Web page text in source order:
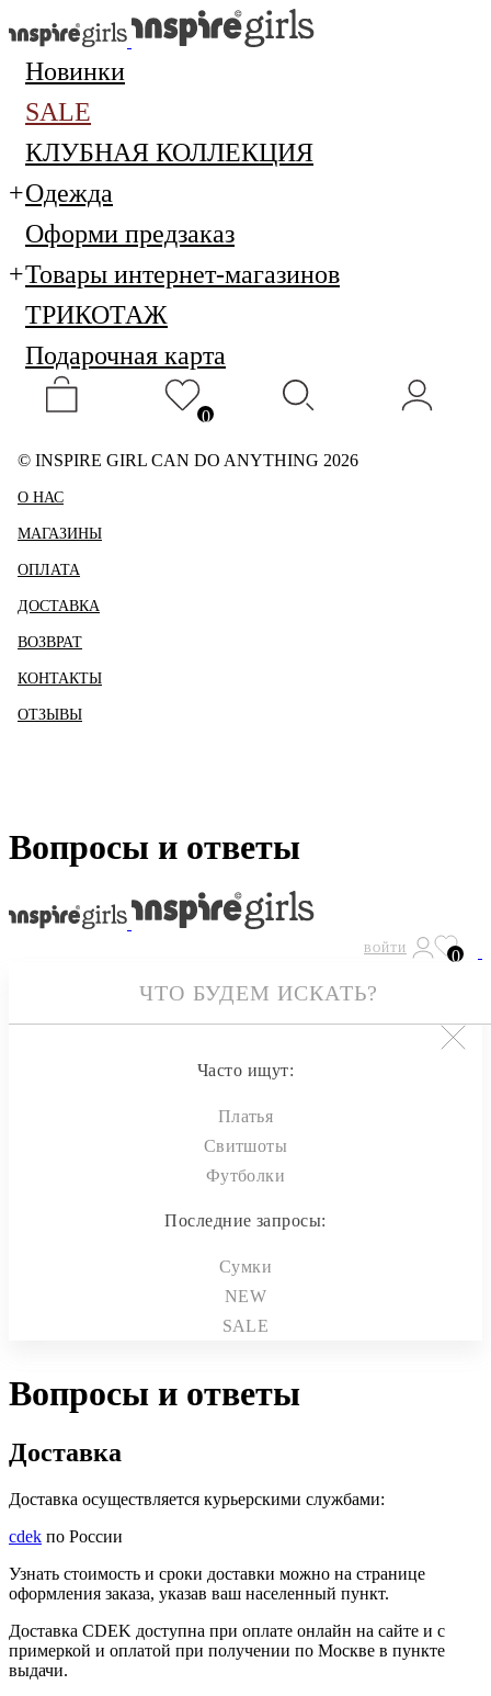
Новинки
SALE
КЛУБНАЯ КОЛЛЕКЦИЯ
Одежда
Оформи предзаказ
Товары интернет-магазинов
ТРИКОТАЖ
Подарочная карта
0
© INSPIRE GIRL CAN DO ANYTHING 2026
О НАС
МАГАЗИНЫ
ОПЛАТА
ДОСТАВКА
ВОЗВРАТ
КОНТАКТЫ
ОТЗЫВЫ
Вопросы и ответы
ВОЙТИ 0
Часто ищут:
Платья
Свитшоты
Футболки
Последние запросы:
Сумки
NEW
SALE
Вопросы и ответы
Доставка
Доставка осуществляется курьерскими службами:
cdek по России
Узнать стоимость и сроки доставки можно на странице
оформления заказа, указав ваш населенный пункт.
Доставка CDEK доступна при оплате онлайн на сайте и с
примеркой и оплатой при получении по Москве в пункте
выдачи.